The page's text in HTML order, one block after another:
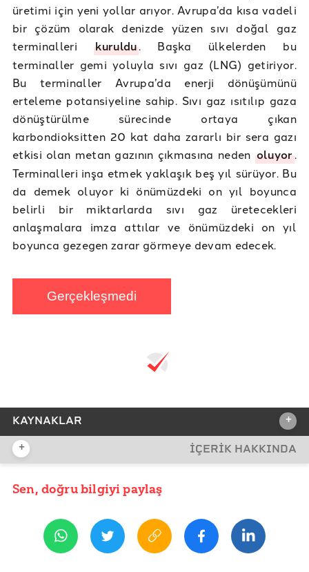
üretimi için yeni yollar arıyor. Avrupa’da kısa vadeli
bir çözüm olarak denizde yüzen sıvı doğal gaz
terminallerikuruldu. Başka ülkelerden bu
terminaller gemi yoluyla sıvı gaz (LNG) getiriyor.
Bu terminaller Avrupa’da enerji dönüşümünü
erteleme potansiyeline sahip. Sıvı gaz ısıtılıp gaza
dönüştürülme sürecinde ortaya çıkan
karbondioksitten 20 kat daha zararlı bir sera gazı
etkisi olan metan gazının çıkmasına neden oluyor.
Terminalleri inşa etmek yaklaşık beş yıl sürüyor. Bu
da demek oluyor ki önümüzdeki on yıl boyunca
belirli bir miktarlarda sıvı gaz üretecekleri
anlaşmalara imza attılar ve önümüzdeki on yıl
boyunca gezegen zarar görmeye devam edecek.
Gerçekleşmedi
KAYNAKLAR +
REFERANSLAR
Hot Politics: Deconstructing Climate Disinformation
çevreye zararı tartışılıyor
Amy Westervelt
+ İÇERİK HAKKINDA
YAYIN TARİHİ
Sen, doğru bilgiyi paylaş